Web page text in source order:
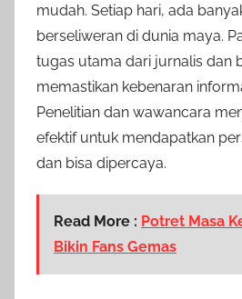
mudah. Setiap hari, ada
berseliweran di dunia maya.
tugas utama dari jurnalis dan
memastikan kebenaran
Penelitian dan wawancara
efektif untuk mendapatkan
dan bisa dipercaya.
Read More : Potret Masa
Bikin Fans Gemas